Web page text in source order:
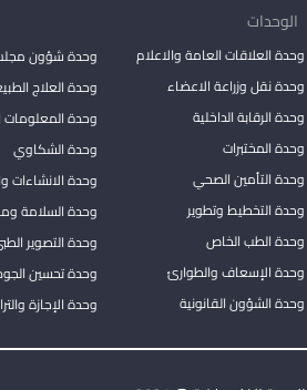
الوحدات
وحدة العلاقات العامة والاعلام
وحدة نقل وزراعة الاعضاء
وحدة الرقابة الداخلية
وحدة المختبرات
وحدة التأمين الصحي
وحدة التخطيط وتطوير
وحدة الطب الخاص
وحدة الإسعاف والطوارئ
وحدة الشؤون القانونية
وحدة شؤون مجلس
وحدة العلاج
وحدة المعلومات
وحدة الشكاوي
وحدة الانشاءات
وحدة السلامة
وحدة التصوير
وحدة تحسين
وحدة الإجازة